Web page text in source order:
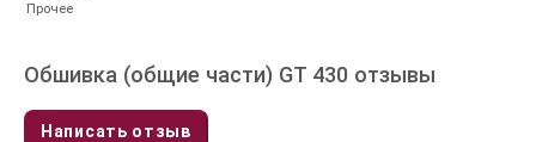
Прочее
Обшивка (общие части) GT 430 отзывы
Написать отзыв